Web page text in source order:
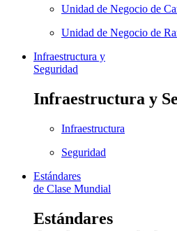
Unidad de Negocio de
Unidad de Negocio de
Infraestructura y
Seguridad
Infraestructura y
Infraestructura
Seguridad
Estándares
de Clase Mundial
Estándares